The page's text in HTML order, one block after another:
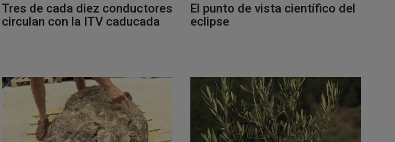
Tres de cada diez conductores
circulan con la ITV caducada
El punto de vista científico del
eclipse